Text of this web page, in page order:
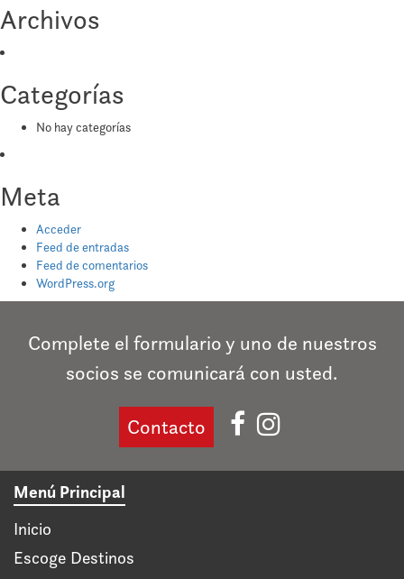
Archivos
Categorías
No hay categorías
Meta
Acceder
Feed de entradas
Feed de comentarios
WordPress.org
Complete el formulario y uno de nuestros
socios se comunicará con usted.
Contacto
Menú Principal
Inicio
Escoge Destinos